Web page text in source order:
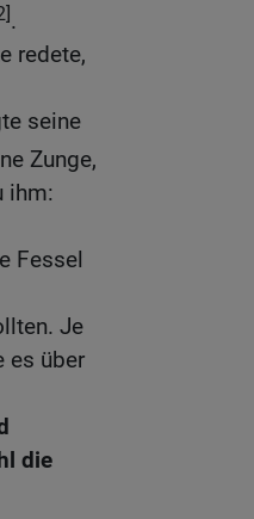
.
redete,
seine
Zunge,
ihm:
Fessel
Je
es über
die